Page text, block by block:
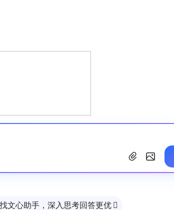
文心助手，深入思考回答更优 